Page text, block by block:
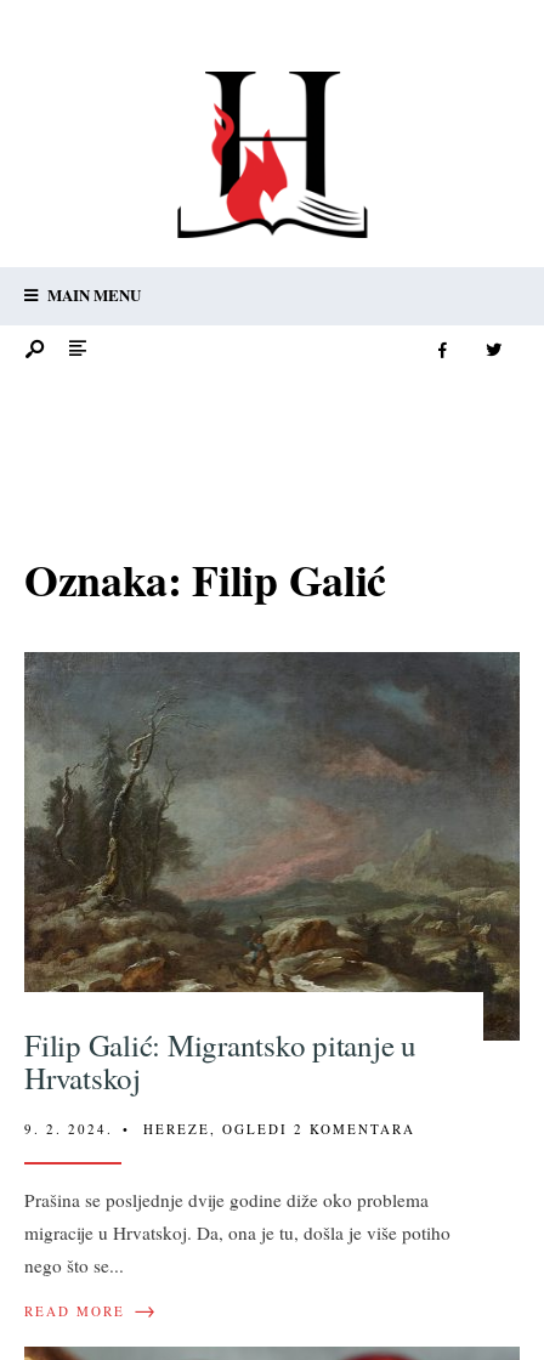
MAIN MENU
Oznaka:Filip Galić
Filip Galić: Migrantsko pitanje u
Hrvatskoj
9. 2. 2024. • HEREZE OGLEDI 2 KOMENTARA
Prašina se posljednje dvije godine diže oko problema
migracije u Hrvatskoj. Da, ona je tu, došla je više potiho
nego što se...
READ MORE →